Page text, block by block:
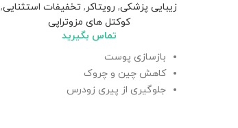
زیبایی پزشکی, رویتاکر, تخفیفات استثنایی,
کوکتل های مزوتراپی
تماس بگیرید
بازسازی پوست
کاهش چین و چروک
جلوگیری از پیری زودرس